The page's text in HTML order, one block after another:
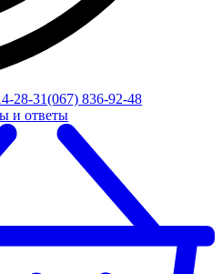
28-31(067) 836-92-48
и ответы